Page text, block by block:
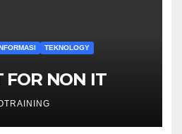
TEKNOLOGY
FOR NON IT